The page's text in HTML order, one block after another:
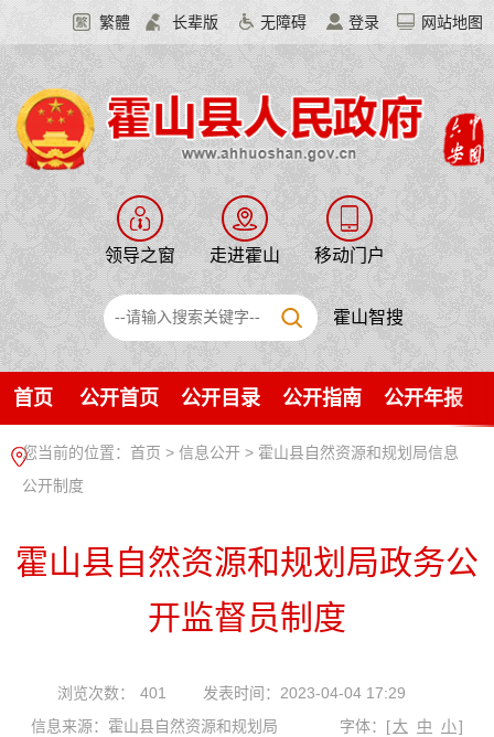
繁體 长辈版 无障碍 登录 网站地图
领导之窗 走进霍山 移动门户
霍山智搜
首页 公开首页 公开目录 公开指南 公开年报
您当前的位置： 首页 > 信息公开 > 霍山县自然资源和规划局信息
公开制度
霍山县自然资源和规划局政务公
开监督员制度
浏览次数： 401
发表时间：2023-04-04 17:29
信息来源：霍山县自然资源和规划局
字体： [大 中 小]